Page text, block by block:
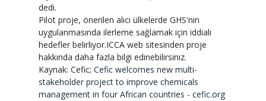
dedi.
Pilot proje, önerilen alıcı ülkelerde GHS'nin
uygulanmasında ilerleme sağlamak için iddialı
hedefler belirliyor.ICCA web sitesinden proje
hakkında daha fazla bilgi edinebilirsiniz.
Kaynak: Cefic; Cefic welcomes new multi-
stakeholder project to improve chemicals
management in four African countries - cefic.org